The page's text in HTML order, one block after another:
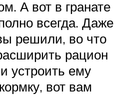
А вот в гранате
всегда. Даже
решили, во что
рацион
устроить ему
вот вам